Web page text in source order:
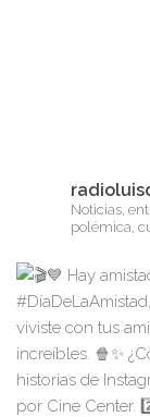
Noticias,
polémica,